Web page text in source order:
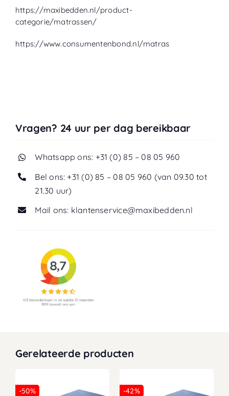
https://maxibedden.nl/product-
categorie/matrassen/
https://www.consumentenbond.nl/matras
Vragen? 24 uur per dag bereikbaar
Whatsapp ons: +31 (0) 85 – 08 05 960
Bel ons: +31 (0) 85 – 08 05 960 (van 09.30 tot
21.30 uur)
Mail ons: klantenservice@maxibedden.nl
Gerelateerde producten
-50% -42%